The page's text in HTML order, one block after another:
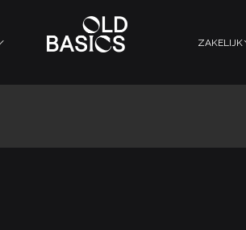
ZAKELIJK